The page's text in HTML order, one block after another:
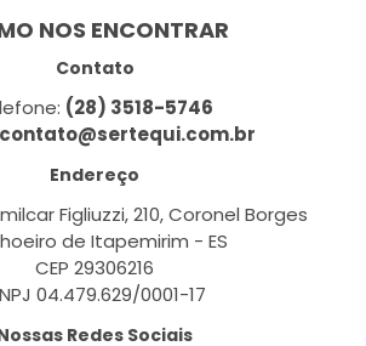
NOS ENCONTRAR
Contato
(28) 3518-5746
contato@sertequi.com.br
Endereço
Figliuzzi, 210, Coronel Borges
de Itapemirim - ES
CEP 29306216
04.479.629/0001-17
Redes Sociais